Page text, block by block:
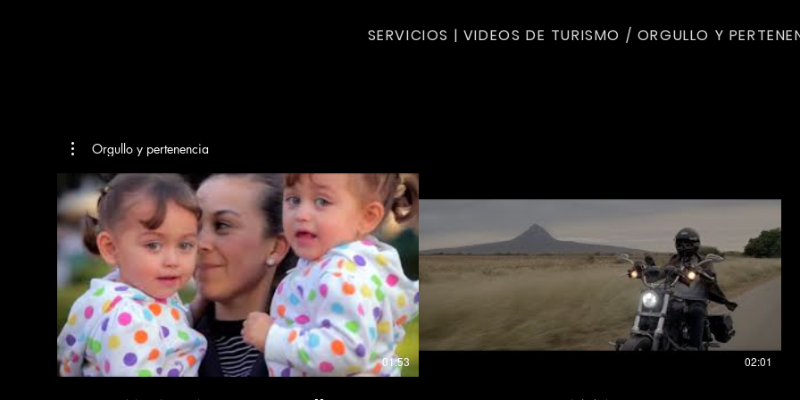
SERVICIOS | VIDEOS DE TURISMO / ORGULLO Y
Orgullo y pertenencia
01:53 02:01